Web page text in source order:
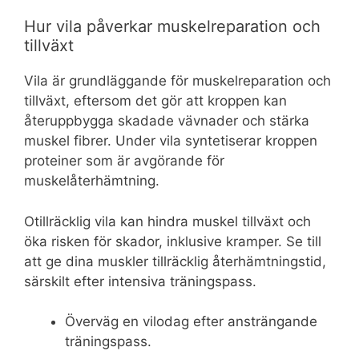
Hur vila påverkar muskelreparation och
tillväxt
Vila är grundläggande för muskelreparation och
tillväxt, eftersom det gör att kroppen kan
återuppbygga skadade vävnader och stärka
muskel fibrer. Under vila syntetiserar kroppen
proteiner som är avgörande för
muskelåterhämtning.
Otillräcklig vila kan hindra muskel tillväxt och
öka risken för skador, inklusive kramper. Se till
att ge dina muskler tillräcklig återhämtningstid,
särskilt efter intensiva träningspass.
Överväg en vilodag efter ansträngande
träningspass.